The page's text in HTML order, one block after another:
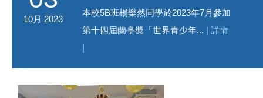
10月 2023
本校5B班楊樂然同學於2023年7月參加
第十四屆蘭亭奬「世界青少年... | 詳情
|